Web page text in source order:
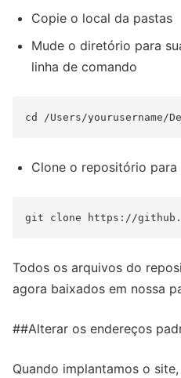
Copie o local da pastas
Mude o diretório para
linha de comando
Clone o repositório
Todos os arquivos do
agora baixados em nossa
##Alterar os endereços
Quando implantamos o